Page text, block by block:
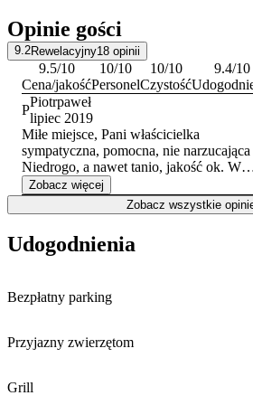
trwa do 11:00 w dniu wyjazdu. Obiekt
oraz przelewem bankowym. Personel
polskim i niemieckim, co ułatwia
Opinie gości
9.2Rewelacyjny18 opinii
9.5/10
Cena/jakość
10/10
Personel
10/10
Czystość
9.4/10
P
Piotrpaweł
lipiec 2019
Miłe miejsce, Pani właścicielka
sympatyczna, pomocna, nie narzucająca
Niedrogo, a nawet tanio, jakość ok. W
kuchni wszystko co potrzeba, łazienka
podobnie - prysznic. Jest nawet
więc na zimowe wyjazdy super. W
blisko, do zamku w Kliczkowie ok 16km,
Zobacz więcej
Zobacz wszystkie
Udogodnienia
Bezpłatny parking
Przyjazny zwierzętom
Grill